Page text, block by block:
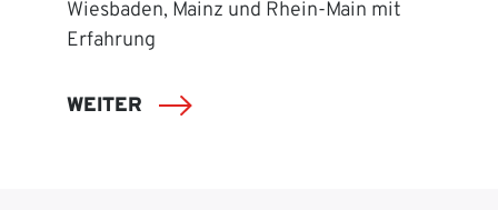
Wiesbaden, Mainz und Rhein-Main mit
Erfahrung
WEITER